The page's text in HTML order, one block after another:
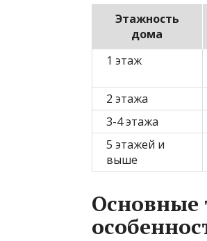
Этажность
дома
1 этаж
2 этажа
3-4 этажа
5 этажей и
выше
Основные